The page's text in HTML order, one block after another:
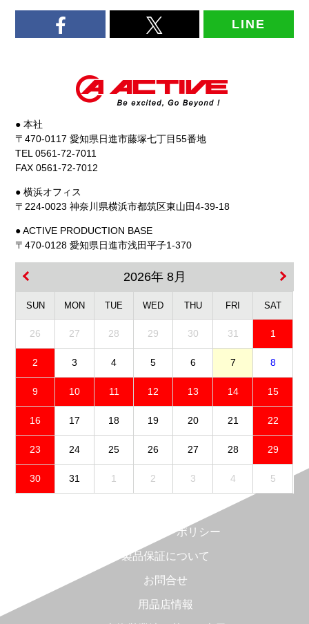
LINE
● 本社
〒470-0117 愛知県日進市藤塚七丁目55番地
TEL 0561-72-7011
FAX 0561-72-7012
● 横浜オフィス
〒224-0023 神奈川県横浜市都筑区東山田4-39-18
● ACTIVE PRODUCTION BASE
〒470-0128 愛知県日進市浅田平子1-370
2026年 8月
SUN MON TUE WED THU FRI SAT
26 27 28 29 30 31 1
2 3 4 5 6 7 8
9 10 11 12 13 14 15
16 17 18 19 20 21 22
23 24 25 26 27 28 29
30 31 1 2 3 4 5
プライバシーポリシー
製品保証について
お問合せ
用品店情報